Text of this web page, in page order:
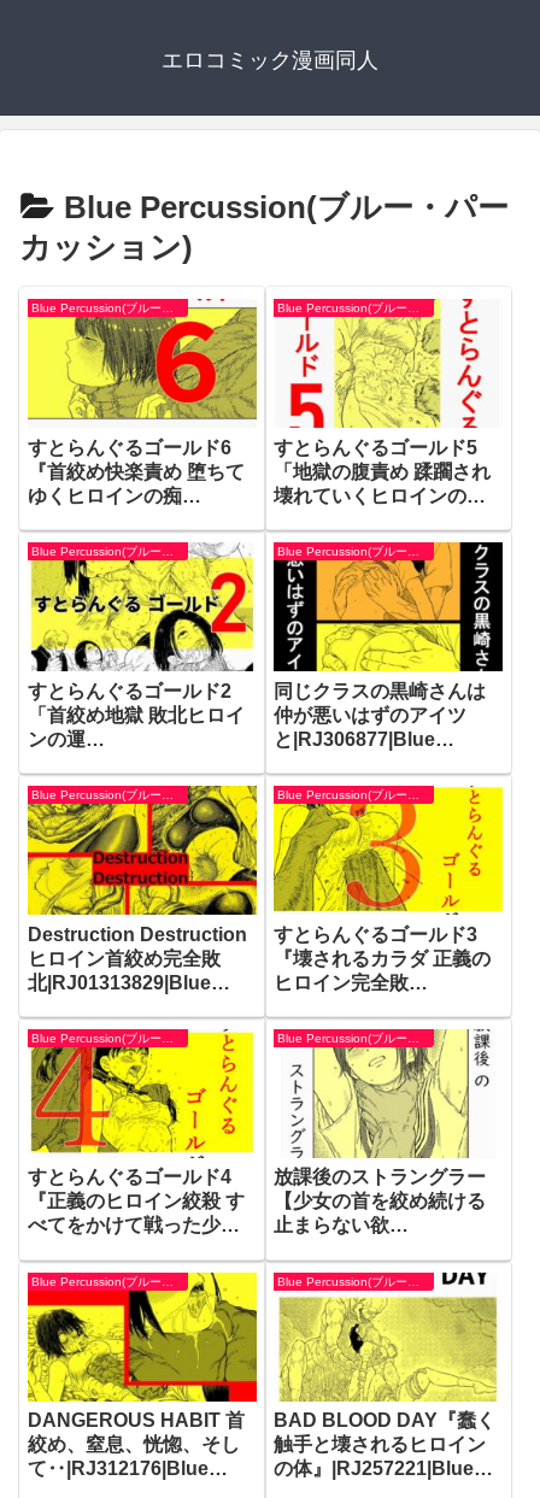
エロコミック漫画同人
Blue Percussion(ブルー・パー
カッション)
Blue Percussion(ブルー・パーカッション)
すとらんぐるゴールド6
『首絞め快楽責め 堕ちて
ゆくヒロインの痴
Percussion(ブルー・パー
カッション)
Blue Percussion(ブルー・パーカッション)
すとらんぐるゴールド5
「地獄の腹責め 蹂躙され
壊れていくヒロインの
Percussion(ブルー・パー
カッション)
Blue Percussion(ブルー・パーカッション)
すとらんぐるゴールド2
「首絞め地獄 敗北ヒロイ
ンの運
Percussion(ブルー・パー
カッション)
Blue Percussion(ブルー・パーカッション)
同じクラスの黒崎さんは
仲が悪いはずのアイツ
と|RJ306877|Blue
カッション)
Destruction Destruction
ヒロイン首絞め完全敗
北|RJ01313829|Blue
カッション)
すとらんぐるゴールド3
『壊されるカラダ 正義の
ヒロイン完全敗
Percussion(ブルー・パー
カッション)
すとらんぐるゴールド4
『正義のヒロイン絞殺 す
べてをかけて戦った少女
Percussion(ブルー・パー
カッション)
放課後のストラングラー
【少女の首を絞め続ける
止まらない欲
Percussion(ブルー・パー
カッション)
DANGEROUS HABIT 首
絞め、窒息、恍惚、そし
て‥|RJ312176|Blue
BAD BLOOD DAY『蠢く
触手と壊されるヒロイン
の体』|RJ257221|Blue